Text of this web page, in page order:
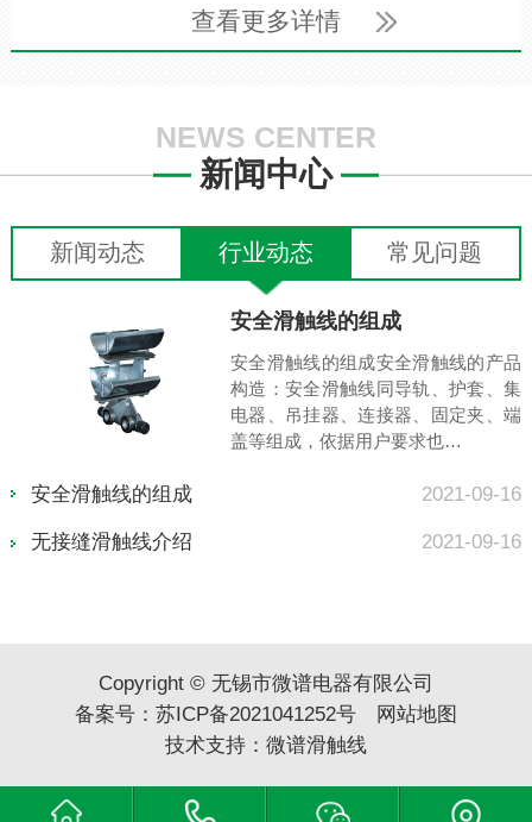
查看更多详情
NEWS CENTER
新闻中心
新闻动态 行业动态 常见问题
暂无资料
没有内容...
管式滑触线的特性与配件构成 2021-09-16
关于滑触线安装注意的技术要点有哪些 2021-09-16
Copyright © 无锡市微谱电器有限公司
备案号： 苏ICP备2021041252号
网站地图
技术支持： 微谱滑触线